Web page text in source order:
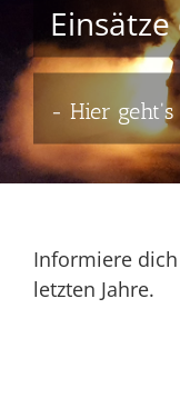
- Hier
Informiere
letzten Jahre.